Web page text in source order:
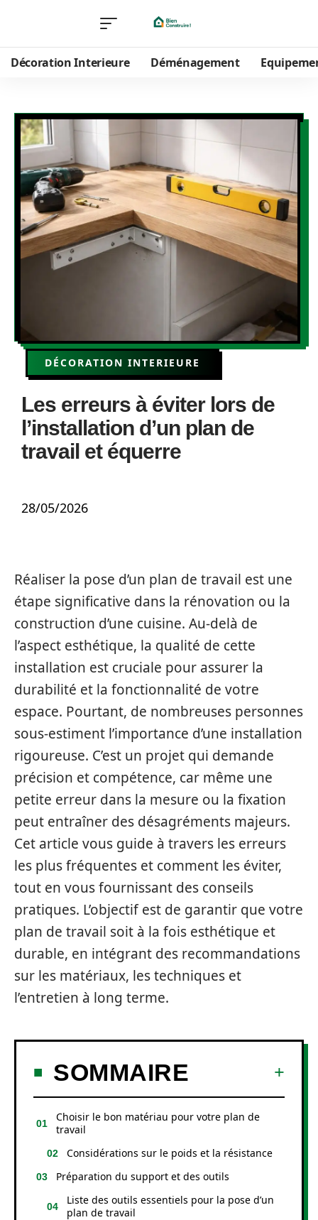
Décoration Interieure Déménagement
DÉCORATION INTERIEURE
Les erreurs à éviter lors de
l’installation d’un plan de
travail et équerre
28/05/2026
Réaliser la pose d’un plan de travail est une
étape significative dans la rénovation ou la
construction d’une cuisine. Au-delà de
l’aspect esthétique, la qualité de cette
installation est cruciale pour assurer la
durabilité et la fonctionnalité de votre
espace. Pourtant, de nombreuses personnes
sous-estiment l’importance d’une installation
rigoureuse. C’est un projet qui demande
précision et compétence, car même une
petite erreur dans la mesure ou la fixation
peut entraîner des désagréments majeurs.
Cet article vous guide à travers les erreurs
les plus fréquentes et comment les éviter,
tout en vous fournissant des conseils
pratiques. L’objectif est de garantir que votre
plan de travail soit à la fois esthétique et
durable, en intégrant des recommandations
sur les matériaux, les techniques et
l’entretien à long terme.
SOMMAIRE
Choisir le bon matériau pour votre plan de
travail
Considérations sur le poids et la résistance
Préparation du support et des outils
Liste des outils essentiels pour la pose d’un
plan de travail